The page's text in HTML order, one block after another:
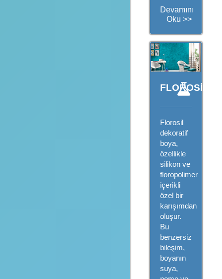
Devamını
Oku >>
FLOROSİL®
Florosil
dekoratif
boya,
özellikle
silikon ve
floropolimer
içerikli
özel bir
karışımdan
oluşur.
Bu
benzersiz
bileşim,
boyanın
suya,